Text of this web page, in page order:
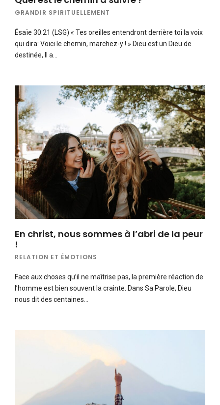
GRANDIR SPIRITUELLEMENT
Ésaïe 30:21 (LSG) « Tes oreilles entendront derrière toi la voix
qui dira: Voici le chemin, marchez-y ! » Dieu est un Dieu de
destinée, Il a…
En christ, nous sommes à l’abri de la peur
!
RELATION ET ÉMOTIONS
Face aux choses qu’il ne maîtrise pas, la première réaction de
l’homme est bien souvent la crainte. Dans Sa Parole, Dieu
nous dit des centaines…